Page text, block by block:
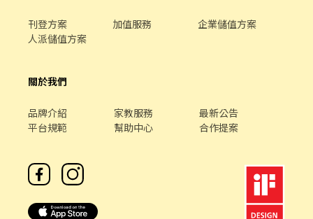
刊登方案 加值服務
企業儲值方案
人派儲值方案
關於我們
品牌介紹 家教服務
最新公告
平台規範
幫助中心 合作提案